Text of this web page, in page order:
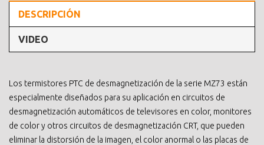
DESCRIPCIÓN
VIDEO
Los termistores PTC de desmagnetización de la serie MZ73 están
especialmente diseñados para su aplicación en circuitos de
desmagnetización automáticos de televisores en color, monitores
de color y otros circuitos de desmagnetización CRT, que pueden
eliminar la distorsión de la imagen, el color anormal o las placas de